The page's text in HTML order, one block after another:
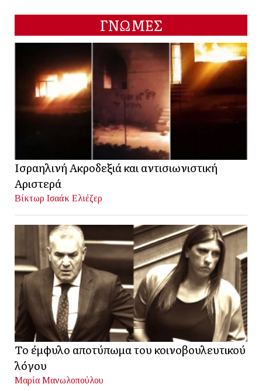
ΓΝΩΜΕΣ
Ισραηλινή Ακροδεξιά και αντισιωνιστική
Αριστερά
Βίκτωρ Ισαάκ Ελιέζερ
Το έμφυλο αποτύπωμα του κοινοβουλευτικού
λόγου
Μαρία Μανωλοπούλου